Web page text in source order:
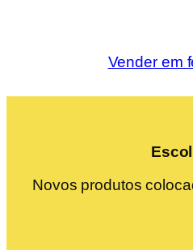
Vender em
Novos produtos